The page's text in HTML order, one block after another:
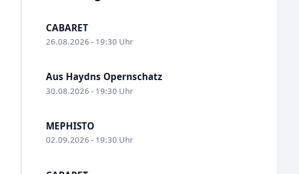
CABARET
26.08.2026 - 19:30 Uhr
Aus Haydns Opernschatz
30.08.2026 - 19:30 Uhr
MEPHISTO
02.09.2026 - 19:30 Uhr